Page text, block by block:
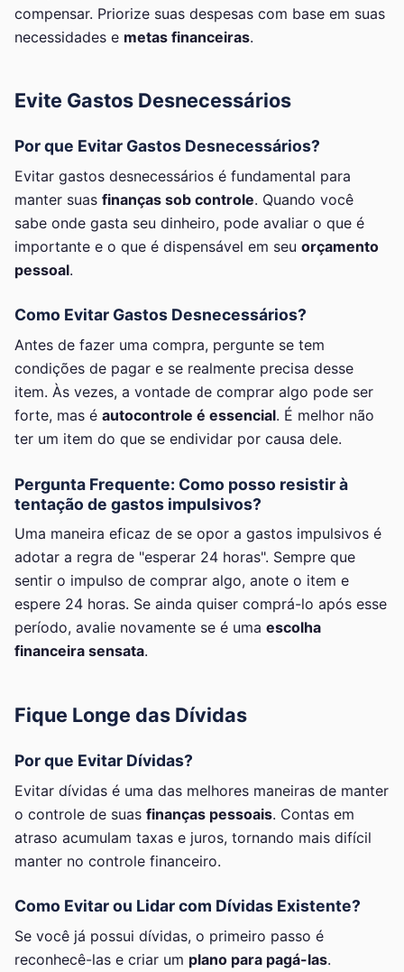
compensar. Priorize suas despesas com base em suas
necessidades e metas financeiras.
Evite Gastos Desnecessários
Por que Evitar Gastos Desnecessários?
Evitar gastos desnecessários é fundamental para
manter suas finanças sob controle. Quando você
sabe onde gasta seu dinheiro, pode avaliar o que é
importante e o que é dispensável em seu orçamento
pessoal.
Como Evitar Gastos Desnecessários?
Antes de fazer uma compra, pergunte se tem
condições de pagar e se realmente precisa desse
item. Às vezes, a vontade de comprar algo pode ser
forte, mas é autocontrole é essencial. É melhor não
ter um item do que se endividar por causa dele.
Pergunta Frequente: Como posso resistir à
tentação de gastos impulsivos?
Uma maneira eficaz de se opor a gastos impulsivos é
adotar a regra de "esperar 24 horas". Sempre que
sentir o impulso de comprar algo, anote o item e
espere 24 horas. Se ainda quiser comprá-lo após esse
período, avalie novamente se é uma escolha
financeira sensata.
Fique Longe das Dívidas
Por que Evitar Dívidas?
Evitar dívidas é uma das melhores maneiras de manter
o controle de suas finanças pessoais. Contas em
atraso acumulam taxas e juros, tornando mais difícil
manter no controle financeiro.
Como Evitar ou Lidar com Dívidas Existente?
Se você já possui dívidas, o primeiro passo é
reconhecê-las e criar um plano para pagá-las.